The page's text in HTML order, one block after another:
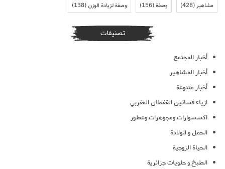
مشاهير(428) وصفة(156) وصفة لزيادة الوزن(138)
تصنيفات
أخبار المجتمع
أخبار المشاهير
أخبار متنوعة
ازياء فساتين القفطان المغربي
اكسسوارات ومجوهرات وعطور
الحمل و الولادة
الحياة الزوجية
الطبخ و حلويات جزائرية